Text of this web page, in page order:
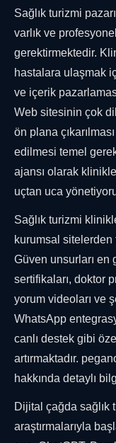
Sağlık turizmi
varlık ve
gerektirmektedir.
hastalara ulaşmak
ve içerik
Web sitesinin çok
ön plana
edilmesi temel
ajansı olarak
uçtan uca
Sağlık turizmi
kurumsal sitelerden
Güven unsurları en
sertifikaları, doktor
yorum videoları ve
WhatsApp
canlı destek gibi
artırmaktadır.
hakkında detaylı
Dijital çağda sağlık
araştırmalarıyla